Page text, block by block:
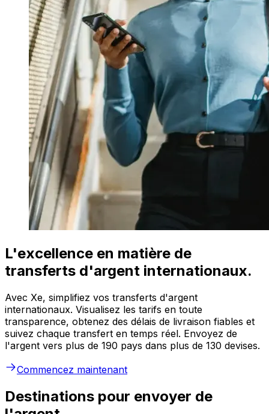
L'excellence en matière de
transferts d'argent internationaux.
Avec Xe, simplifiez vos transferts d'argent
internationaux. Visualisez les tarifs en toute
transparence, obtenez des délais de livraison fiables et
suivez chaque transfert en temps réel. Envoyez de
l'argent vers plus de 190 pays dans plus de 130 devises.
Commencez maintenant
Destinations pour envoyer de